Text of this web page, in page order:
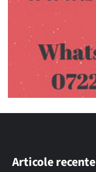
Articole recente